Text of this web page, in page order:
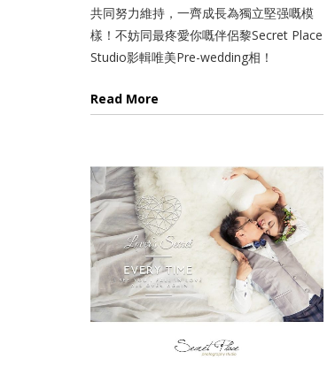
共同努力維持，一齊成長為獨立堅强嘅模
樣！不妨同最疼愛你嘅伴侶黎Secret Place
Studio影輯唯美Pre-wedding相！
Read More